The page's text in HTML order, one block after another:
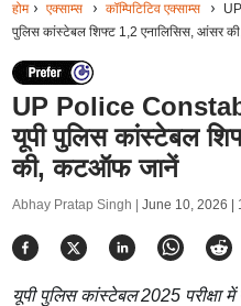
होम एक्साम्स कॉम्पिटिटिव एक्साम्स
पुलिस कांस्टेबल शिफ्ट 1,2 एनालिसिस, आंसर
UP Police
यूपी पुलिस कांस्टेबल
की, कटऑफ जानें
Abhay Pratap Singh | June 10, 2026 |
यूपी पुलिस कांस्टेबल 2025 परीक्षा में